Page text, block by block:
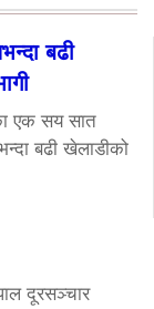
बढी
एक सय सात
बढी खेलाडीको
दूरसञ्चार